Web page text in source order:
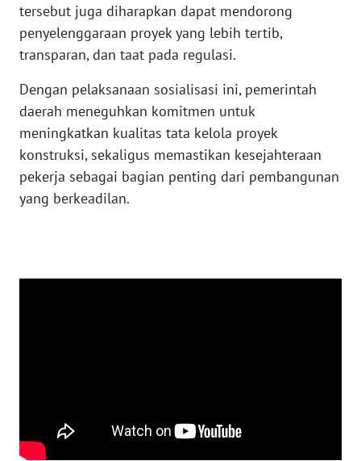
tersebut juga diharapkan dapat mendorong
penyelenggaraan proyek yang lebih tertib,
transparan, dan taat pada regulasi.
Dengan pelaksanaan sosialisasi ini, pemerintah
daerah meneguhkan komitmen untuk
meningkatkan kualitas tata kelola proyek
konstruksi, sekaligus memastikan kesejahteraan
pekerja sebagai bagian penting dari pembangunan
yang berkeadilan.
WN
BENGKULU
WN
LAMPUNG
JATENG
WN
JOGJA
WN